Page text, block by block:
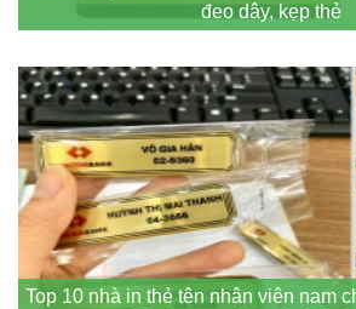
đeo dây, kẹp thẻ
Top 10 nhà in thẻ tên nhân viên nam